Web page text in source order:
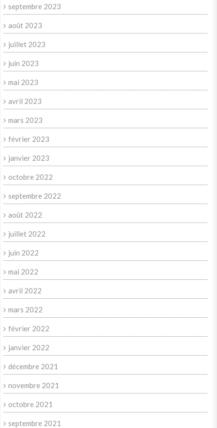
septembre 2023
août 2023
juillet 2023
juin 2023
mai 2023
avril 2023
mars 2023
février 2023
janvier 2023
octobre 2022
septembre 2022
août 2022
juillet 2022
juin 2022
mai 2022
avril 2022
mars 2022
février 2022
janvier 2022
décembre 2021
novembre 2021
octobre 2021
septembre 2021